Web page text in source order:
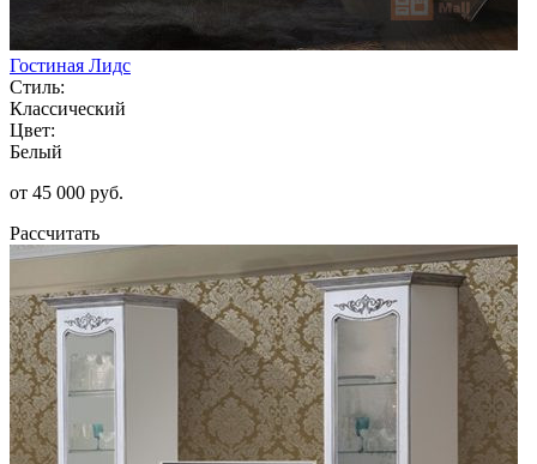
Гостиная Лидс
Стиль:
Классический
Цвет:
Белый
от 45 000 руб.
Рассчитать